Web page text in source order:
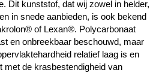
Dit kunststof, dat wij zowel in helder,
in snede aanbieden, is ook bekend
of Lexan®. Polycarbonaat
en onbreekbaar beschouwd, maar
relatief laag is en
met de krasbestendigheid van